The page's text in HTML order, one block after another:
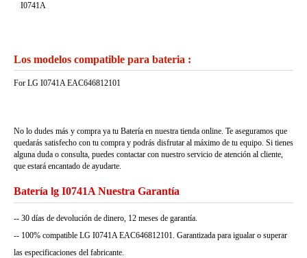
I0741A
Los modelos compatible para bateria :
For LG I0741A EAC646812101
No lo dudes más y compra ya tu Batería en nuestra tienda online. Te aseguramos que
quedarás satisfecho con tu compra y podrás disfrutar al máximo de tu equipo. Si tienes
alguna duda o consulta, puedes contactar con nuestro servicio de atención al cliente,
que estará encantado de ayudarte.
Batería lg I0741A Nuestra Garantía
-- 30 días de devolución de dinero, 12 meses de garantía.
-- 100% compatible LG I0741A EAC646812101. Garantizada para igualar o superar
las especificaciones del fabricante.